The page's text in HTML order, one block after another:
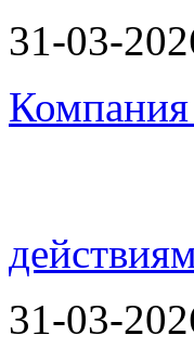
31-03-
31-03-